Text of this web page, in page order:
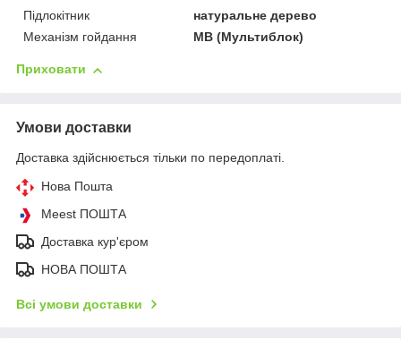
Підлокітник
натуральне дерево
Механізм гойдання
МВ (Мультиблок)
Приховати
Умови доставки
Доставка здійснюється тільки по передоплаті.
Нова Пошта
Meest ПОШТА
Доставка кур'єром
НОВА ПОШТА
Всі умови доставки